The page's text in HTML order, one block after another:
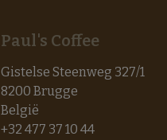
Paul's Coffee
Gistelse Steenweg 327/1
8200 Brugge
België
+32 477 37 10 44